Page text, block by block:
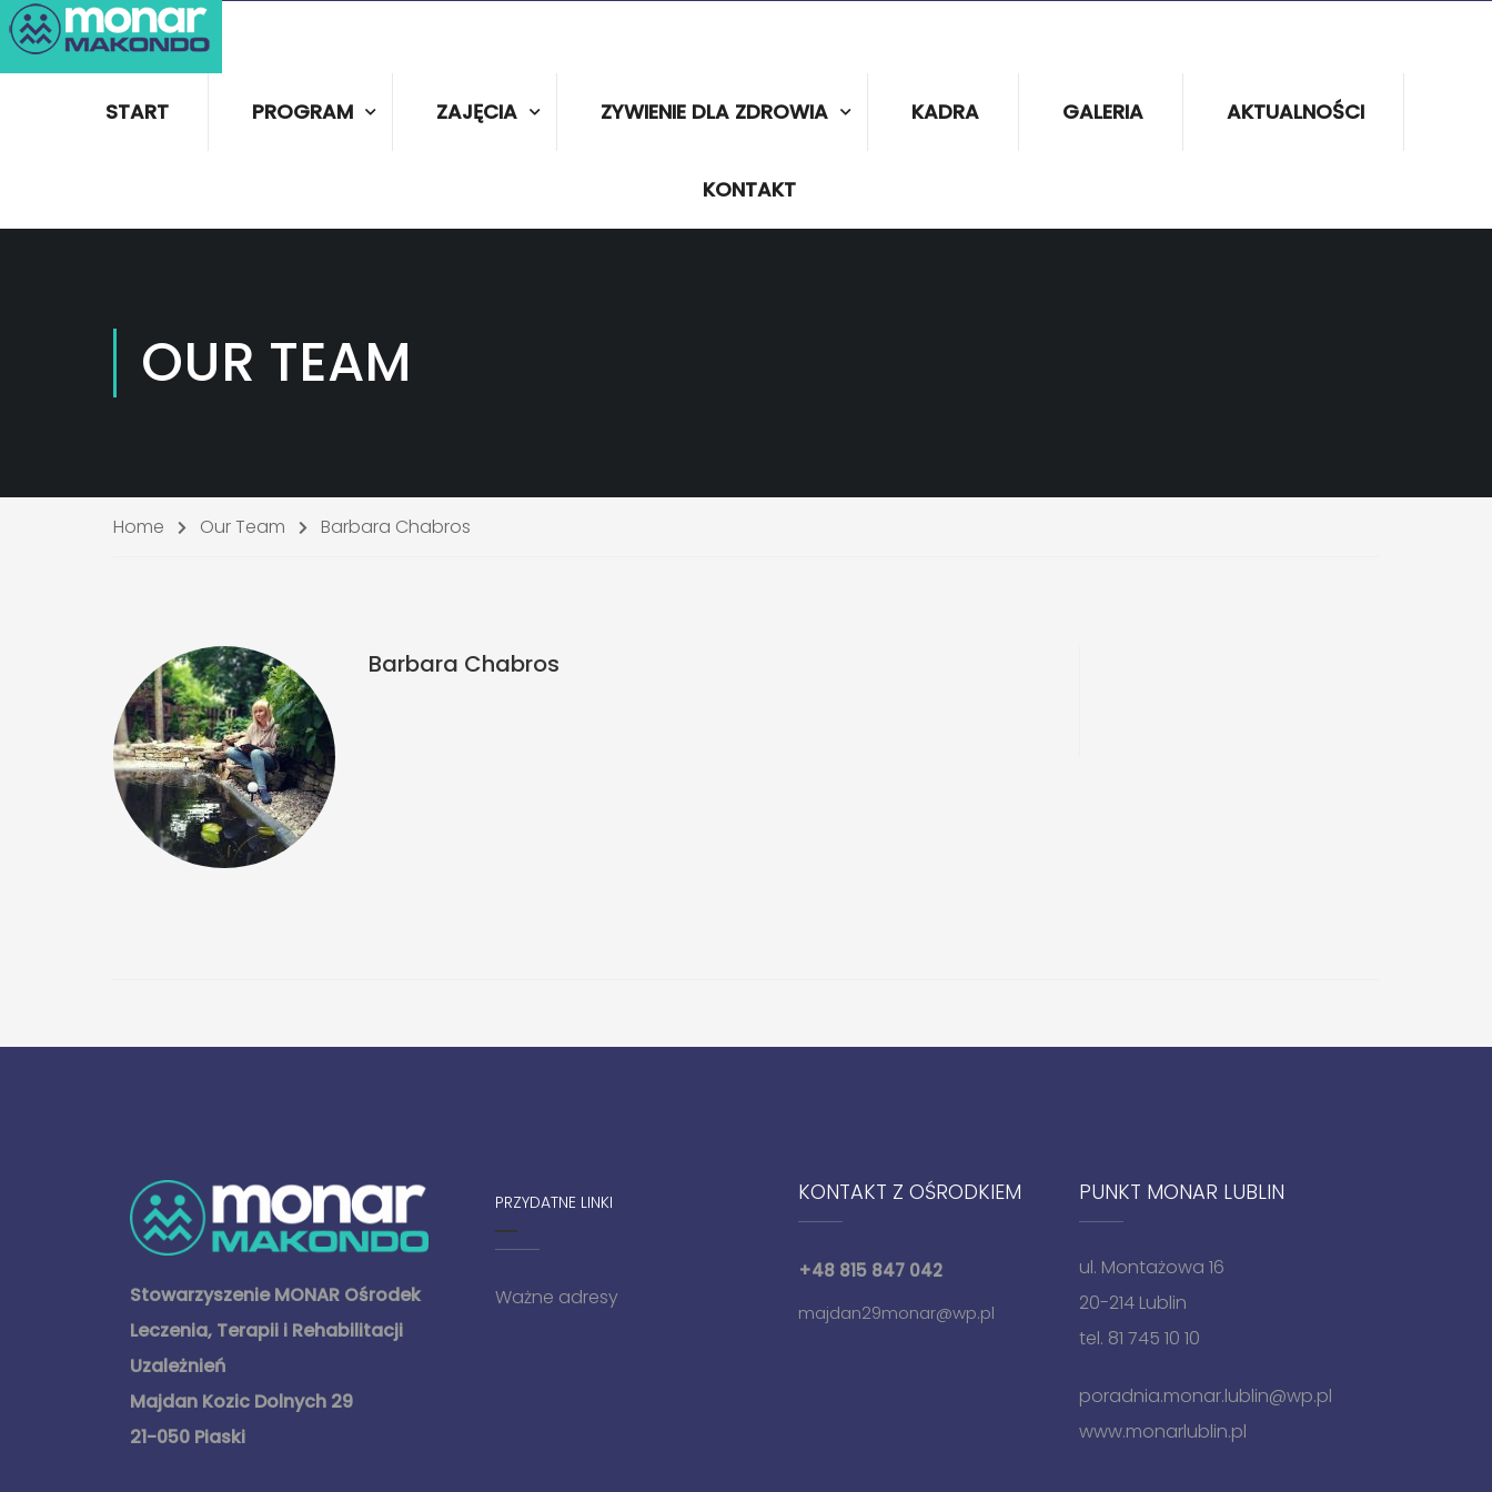
START PROGRAM ZAJĘCIA ZYWIENIE DLA ZDROWIA KADRA GALERIA AKTUALNOŚCI
KONTAKT
OUR TEAM
Home Our Team Barbara Chabros
Barbara Chabros
Stowarzyszenie MONAR Ośrodek
Leczenia, Terapii i Rehabilitacji
Uzależnień
Majdan Kozic Dolnych 29
21-050 Piaski
PRZYDATNE LINKI
Ważne adresy
KONTAKT Z OŚRODKIEM
+48 815 847 042
majdan29monar@wp.pl
PUNKT MONAR LUBLIN
ul. Montażowa 16
20-214 Lublin
tel. 81 745 10 10
poradnia.monar.lublin@wp.pl
www.monarlublin.pl